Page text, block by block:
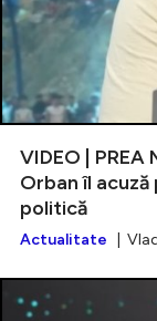
VIDEO |
Orban îl
politică
Actualitate |